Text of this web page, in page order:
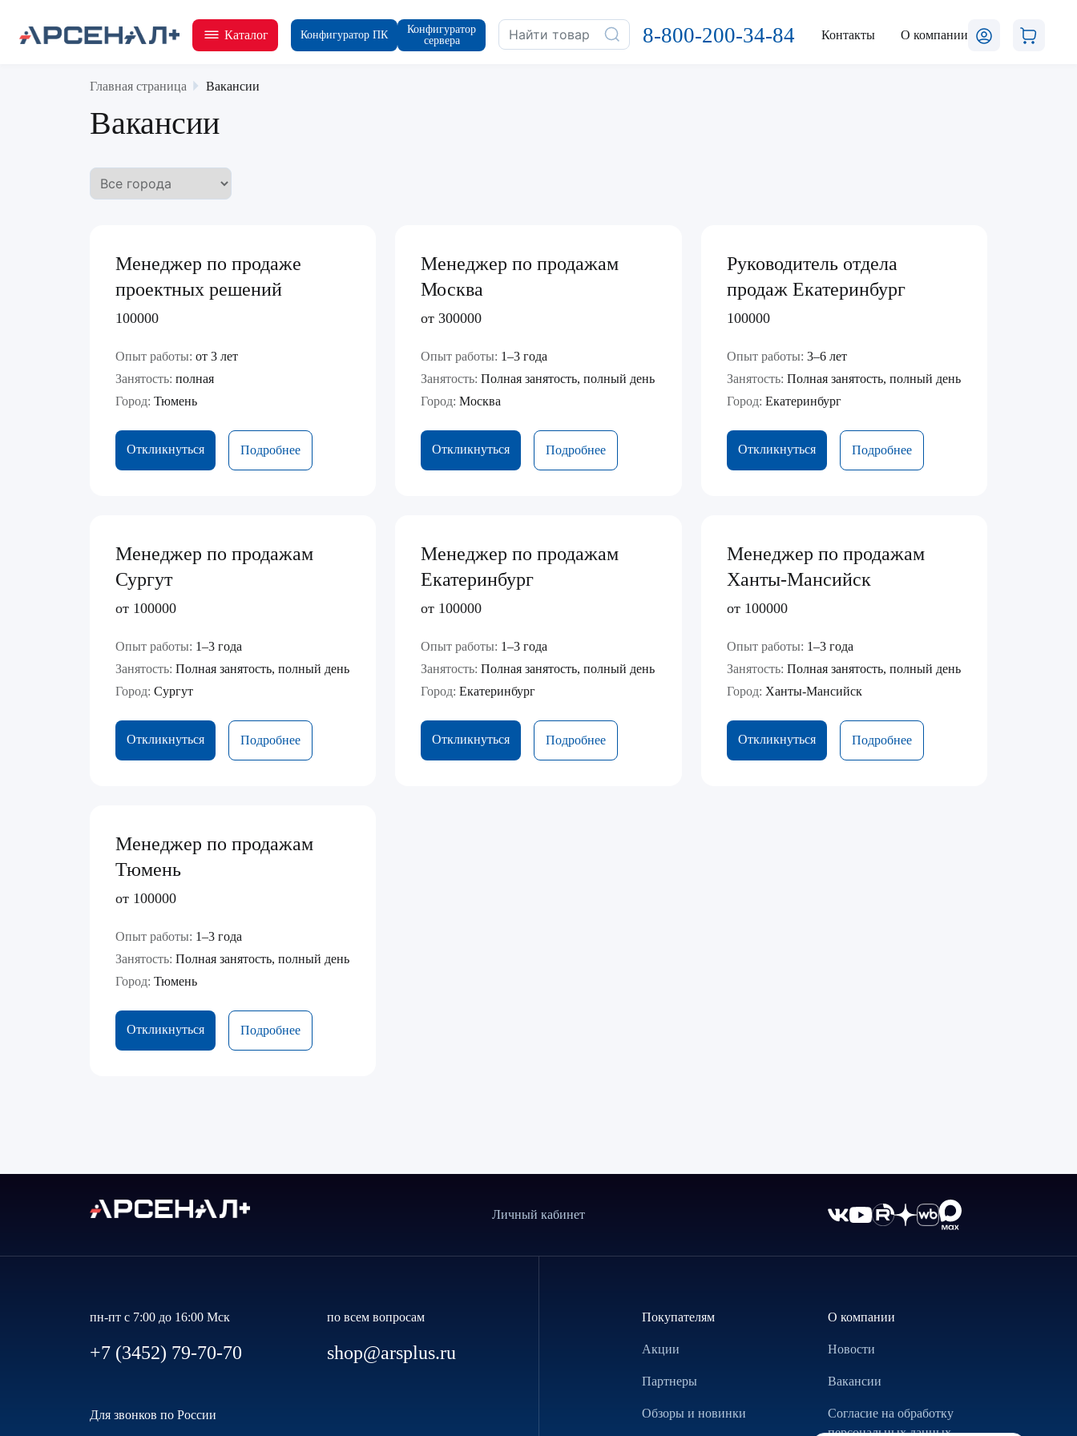
Каталог Конфигуратор ПК
Конфигуратор
сервера
8-800-200-34-84 Контакты О компании
Главная страница Вакансии
Вакансии
Менеджер по продаже
проектных решений
100000
Опыт работы: от 3 лет
Занятость: полная
Город: Тюмень
Откликнуться Подробнее
Менеджер по продажам
Москва
от 300000
Опыт работы: 1–3 года
Занятость: Полная занятость, полный день
Город: Москва
Откликнуться Подробнее
Руководитель отдела
продаж Екатеринбург
100000
Опыт работы: 3–6 лет
Занятость: Полная занятость, полный день
Город: Екатеринбург
Откликнуться Подробнее
Менеджер по продажам
Сургут
от 100000
Опыт работы: 1–3 года
Занятость: Полная занятость, полный день
Город: Сургут
Откликнуться Подробнее
Менеджер по продажам
Екатеринбург
от 100000
Опыт работы: 1–3 года
Занятость: Полная занятость, полный день
Город: Екатеринбург
Откликнуться Подробнее
Менеджер по продажам
Ханты-Мансийск
от 100000
Опыт работы: 1–3 года
Занятость: Полная занятость, полный день
Город: Ханты-Мансийск
Откликнуться Подробнее
Менеджер по продажам
Тюмень
от 100000
Опыт работы: 1–3 года
Занятость: Полная занятость, полный день
Город: Тюмень
Откликнуться Подробнее
Личный кабинет
пн-пт с 7:00 до 16:00 Мск
+7 (3452) 79-70-70
по всем вопросам
shop@arsplus.ru
Для звонков по России
Покупателям
Акции
Партнеры
Обзоры и новинки
О компании
Новости
Вакансии
Согласие на обработку
персональных данных